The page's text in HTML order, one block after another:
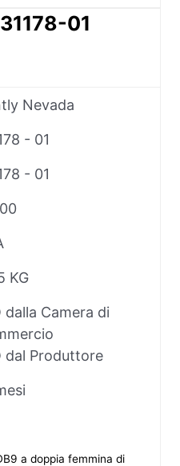
01
Nevada
- 01
- 01
KG
dalla Camera di
dal Produttore
a doppia femmina di